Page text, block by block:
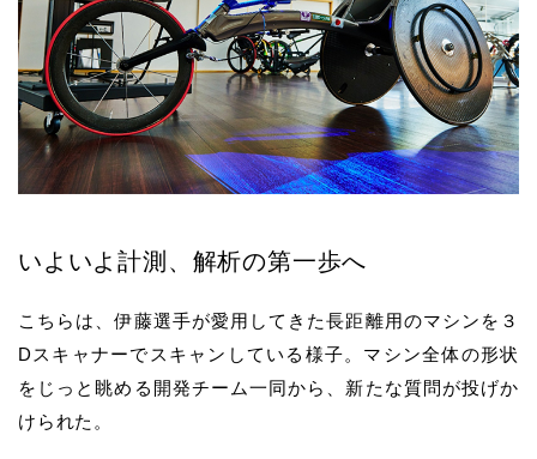
いよいよ計測、解析の第一歩へ
こちらは、伊藤選手が愛用してきた長距離用のマシンを３
Dスキャナーでスキャンしている様子。マシン全体の形状
をじっと眺める開発チーム一同から、新たな質問が投げか
けられた。